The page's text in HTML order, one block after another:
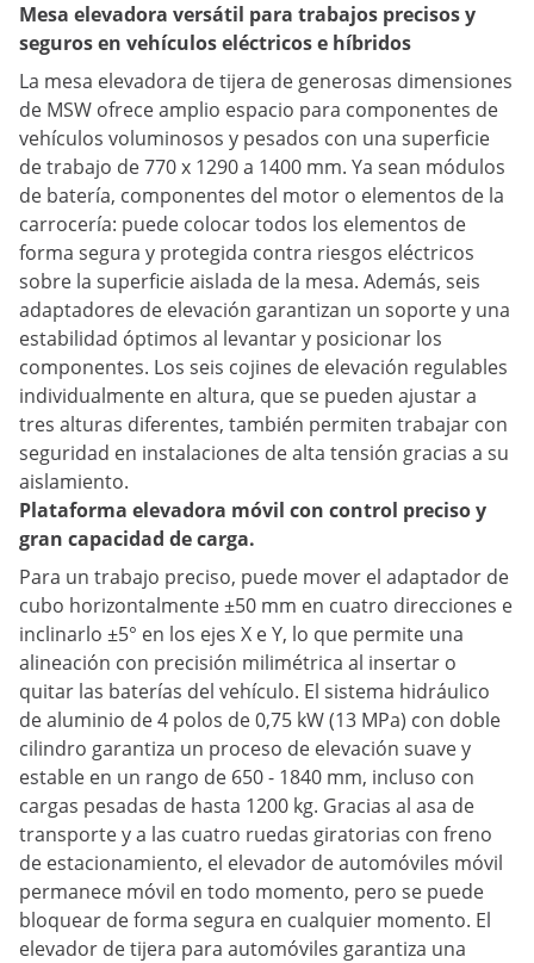
Mesa elevadora versátil para trabajos precisos y
seguros en vehículos eléctricos e híbridos
La mesa elevadora de tijera de generosas dimensiones
de MSW ofrece amplio espacio para componentes de
vehículos voluminosos y pesados ​​con una superficie
de trabajo de 770 x 1290 a 1400 mm. Ya sean módulos
de batería, componentes del motor o elementos de la
carrocería: puede colocar todos los elementos de
forma segura y protegida contra riesgos eléctricos
sobre la superficie aislada de la mesa. Además, seis
adaptadores de elevación garantizan un soporte y una
estabilidad óptimos al levantar y posicionar los
componentes. Los seis cojines de elevación regulables
individualmente en altura, que se pueden ajustar a
tres alturas diferentes, también permiten trabajar con
seguridad en instalaciones de alta tensión gracias a su
aislamiento.
Plataforma elevadora móvil con control preciso y
gran capacidad de carga.
Para un trabajo preciso, puede mover el adaptador de
cubo horizontalmente ±50 mm en cuatro direcciones e
inclinarlo ±5° en los ejes X e Y, lo que permite una
alineación con precisión milimétrica al insertar o
quitar las baterías del vehículo. El sistema hidráulico
de aluminio de 4 polos de 0,75 kW (13 MPa) con doble
cilindro garantiza un proceso de elevación suave y
estable en un rango de 650 - 1840 mm, incluso con
cargas pesadas de hasta 1200 kg. Gracias al asa de
transporte y a las cuatro ruedas giratorias con freno
de estacionamiento, el elevador de automóviles móvil
permanece móvil en todo momento, pero se puede
bloquear de forma segura en cualquier momento. El
elevador de tijera para automóviles garantiza una